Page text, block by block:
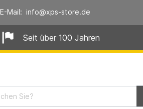
E-Mail: info@xps-store.de
Seit über 100 Jahren